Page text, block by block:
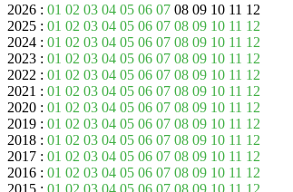
2026 : 01 02 03 04 05 06 07 08 09 10 11 12
2025 : 01 02 03 04 05 06 07 08 09 10 11 12
2024 : 01 02 03 04 05 06 07 08 09 10 11 12
2023 : 01 02 03 04 05 06 07 08 09 10 11 12
2022 : 01 02 03 04 05 06 07 08 09 10 11 12
2021 : 01 02 03 04 05 06 07 08 09 10 11 12
2020 : 01 02 03 04 05 06 07 08 09 10 11 12
2019 : 01 02 03 04 05 06 07 08 09 10 11 12
2018 : 01 02 03 04 05 06 07 08 09 10 11 12
2017 : 01 02 03 04 05 06 07 08 09 10 11 12
2016 : 01 02 03 04 05 06 07 08 09 10 11 12
2015 : 01 02 03 04 05 06 07 08 09 10 11 12